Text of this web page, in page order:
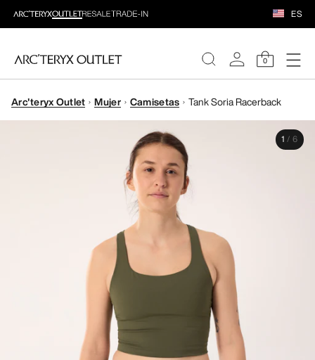
ES
0
MUJERE
Arc'teryx Outlet Mujer Camisetas Tank Soria Racerback
1 / 6